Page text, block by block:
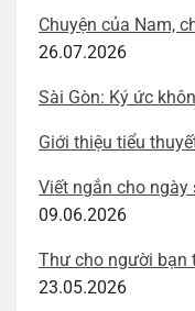
Chuyện của Nam,
26.07.2026
Sài Gòn: Ký ức
Giới thiệu tiểu
Viết ngắn cho
09.06.2026
Thư cho người bạn
23.05.2026